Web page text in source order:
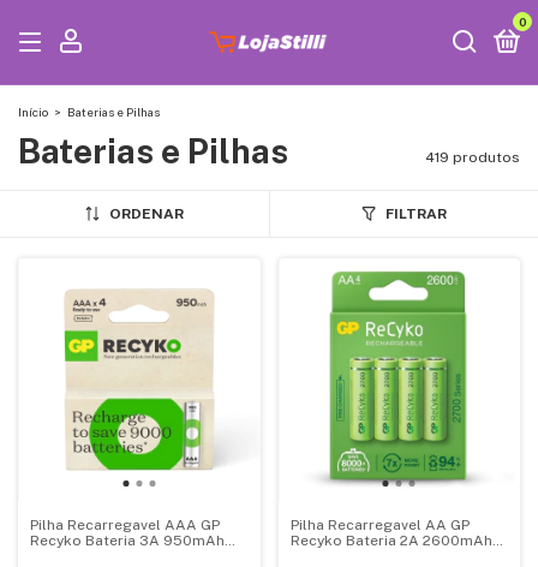
0
Início > Baterias e Pilhas
Baterias e Pilhas 419 produtos
ORDENAR FILTRAR
Pilha Recarregavel AAA GP
Recyko Bateria 3A 950mAh
Pilha Recarregavel AA GP
Recyko Bateria 2A 2600mAh